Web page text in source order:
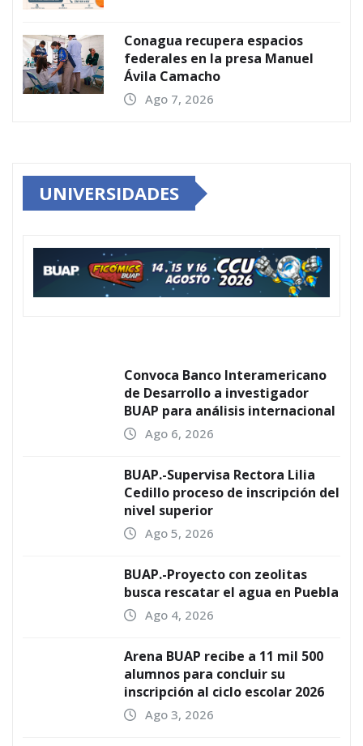
Conagua recupera espacios
federales en la presa Manuel
Ávila Camacho
Ago 7, 2026
UNIVERSIDADES
Convoca Banco Interamericano
de Desarrollo a investigador
BUAP para análisis internacional
Ago 6, 2026
BUAP.-Supervisa Rectora Lilia
Cedillo proceso de inscripción del
nivel superior
Ago 5, 2026
BUAP.-Proyecto con zeolitas
busca rescatar el agua en Puebla
Ago 4, 2026
Arena BUAP recibe a 11 mil 500
alumnos para concluir su
inscripción al ciclo escolar 2026
Ago 3, 2026